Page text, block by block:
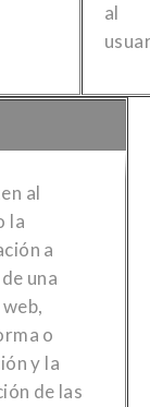
al
al
la
a
una
o
y la
de las